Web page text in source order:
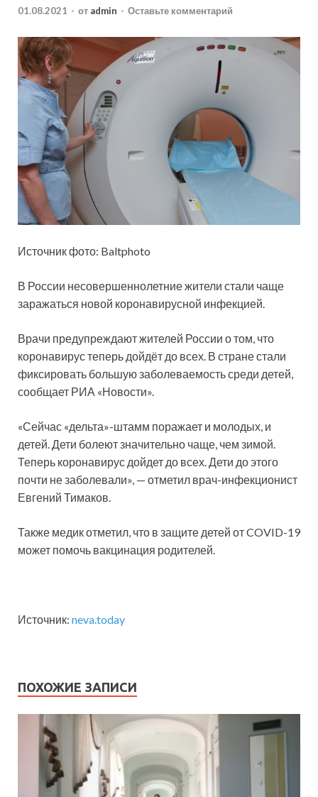
01.08.2021 - от admin - Оставьте комментарий
Источник фото: Baltphoto
В России несовершеннолетние жители стали чаще
заражаться новой коронавирусной инфекцией.
Врачи предупреждают жителей России о том, что
коронавирус теперь дойдёт до всех. В стране стали
фиксировать большую заболеваемость среди детей,
сообщает РИА «Новости».
«Сейчас «дельта»-штамм поражает и молодых, и
детей. Дети болеют значительно чаще, чем зимой.
Теперь коронавирус дойдет до всех. Дети до этого
почти не заболевали», — отметил врач-инфекционист
Евгений Тимаков.
Также медик отметил, что в защите детей от COVID-19
может помочь вакцинация родителей.
Источник: neva.today
ПОХОЖИЕ ЗАПИСИ